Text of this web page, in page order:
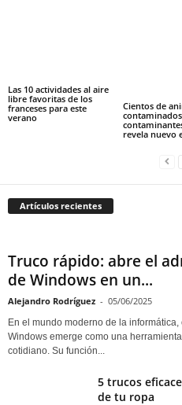
Las 10 actividades al aire
libre favoritas de los
franceses para este
verano
Cientos de
revela nuevo
Artículos recientes
Truco rápido: abre el
de Windows en un...
Alejandro Rodríguez - 05/06/2025
En el mundo moderno de la
Windows emerge como una
cotidiano. Su función...
5 trucos
de tu ropa